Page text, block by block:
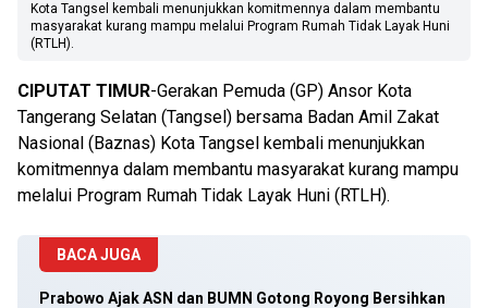
Kota Tangsel kembali menunjukkan komitmennya dalam membantu
masyarakat kurang mampu melalui Program Rumah Tidak Layak Huni
(RTLH).
CIPUTAT TIMUR-Gerakan Pemuda (GP) Ansor Kota
Tangerang Selatan (Tangsel) bersama Badan Amil Zakat
Nasional (Baznas) Kota Tangsel kembali menunjukkan
komitmennya dalam membantu masyarakat kurang mampu
melalui Program Rumah Tidak Layak Huni (RTLH).
BACA JUGA
Prabowo Ajak ASN dan BUMN Gotong Royong Bersihkan